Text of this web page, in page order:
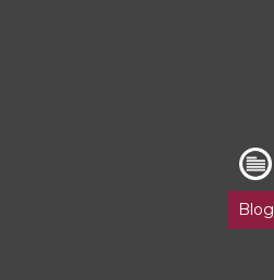
Blog